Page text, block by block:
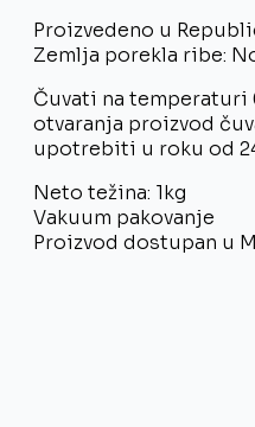
Proizvedeno u
Zemlja porekla ribe:
Čuvati na temperaturi
otvaranja proizvod
upotrebiti u roku od
Neto težina: 1kg
Vakuum pakovanje
Proizvod dostupan u